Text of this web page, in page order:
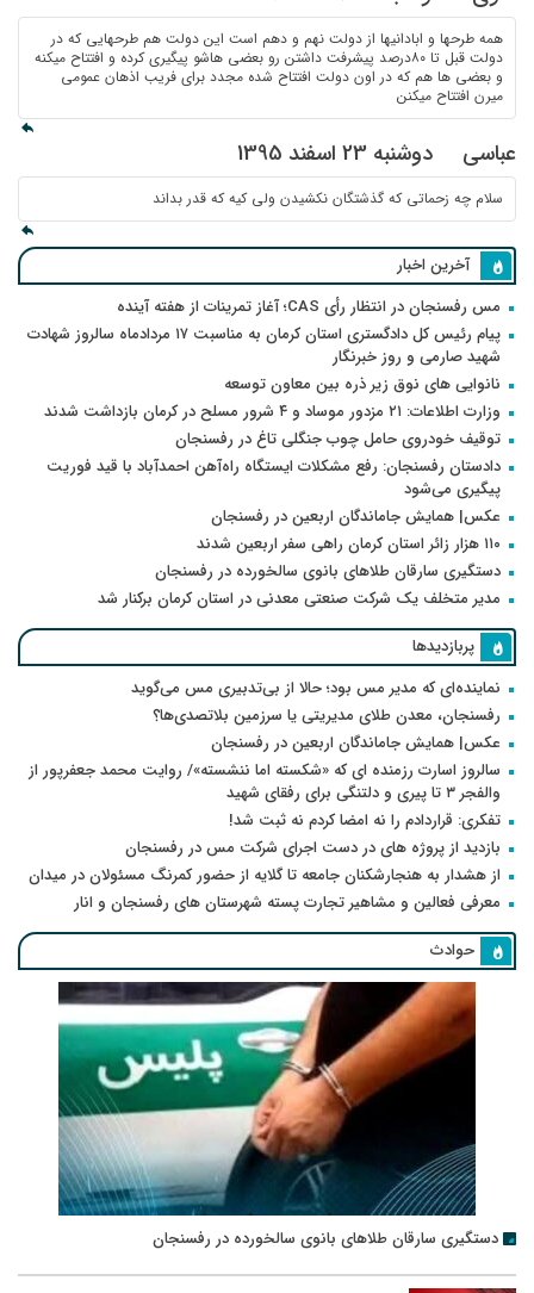
همه طرحها و ابادانیها از دولت نهم و دهم است این دولت هم طرحهایی که در
دولت قبل تا ۸۰درصد پیشرفت داشتن رو بعضی هاشو پیگیری کرده و افتتاح میکنه
و بعضی ها هم که در اون دولت افتتاح شده مجدد برای فریب اذهان عمومی
میرن افتتاح میکنن
عباسی دوشنبه 23 اسفند 1395
سلام چه زحماتی که گذشتگان نکشیدن ولی کیه که قدر بداند
آخرین اخبار
مس رفسنجان در انتظار رأی CAS؛ آغاز تمرینات از هفته آینده
پیام رئیس کل دادگستری استان کرمان به مناسبت ۱۷ مردادماه سالروز شهادت
شهید صارمی و روز خبرنگار
نانوایی های نوق زیر ذره بین معاون توسعه
وزارت اطلاعات: ۲۱ مزدور موساد و ۴ شرور مسلح در کرمان بازداشت شدند
توقیف خودروی حامل چوب جنگلی تاغ در رفسنجان
دادستان رفسنجان: رفع مشکلات ایستگاه راه‌آهن احمدآباد با قید فوریت
پیگیری می‌شود
عکس| همایش جاماندگان اربعین در رفسنجان
۱۱۰ هزار زائر استان کرمان راهی سفر اربعین شدند
دستگیری سارقان طلاهای بانوی سالخورده در رفسنجان
مدیر متخلف یک شرکت صنعتی معدنی در استان کرمان برکنار شد
پربازدیدها
نماینده‌ای که مدیر مس بود؛ حالا از بی‌تدبیری مس می‌گوید
رفسنجان، معدن طلای مدیریتی یا سرزمین بلاتصدی‌ها؟
عکس| همایش جاماندگان اربعین در رفسنجان
سالروز اسارت رزمنده ای که «شکسته اما ننشسته»/ روایت محمد جعفرپور از
والفجر ۳ تا پیری و دلتنگی برای رفقای شهید
تفکری: قراردادم را نه امضا کردم نه ثبت شد!
بازدید از پروژه های در دست اجرای شرکت مس در رفسنجان
از هشدار به هنجارشکنان جامعه تا گلایه از حضور کمرنگ مسئولان در میدان
معرفی فعالین و مشاهیر تجارت پسته شهرستان های رفسنجان و انار
حوادث
دستگیری سارقان طلاهای بانوی سالخورده در رفسنجان